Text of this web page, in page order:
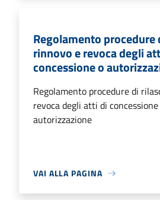
Regolamento procedure
rinnovo e revoca degli
concessione o
Regolamento procedure di
revoca degli atti di
autorizzazione
VAI ALLA PAGINA